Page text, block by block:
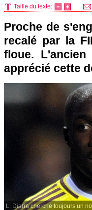
Taille du texte:
Proche de
recalé par la
floue.
apprécié cette
L. Diarra cherche toujours un